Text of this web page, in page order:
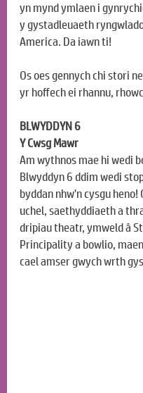
yn mynd ymlaen i
y gystadleuaeth
America. Da iawn ti!
Os oes gennych chi stori
yr hoffech ei rhannu,
BLWYDDYN 6
Y Cwsg Mawr
Am wythnos mae hi wedi
Blwyddyn 6 ddim wedi
byddan nhw'n cysgu heno!
uchel, saethyddiaeth a
dripiau theatr, ymweld â
Principality a bowlio,
cael amser gwych wrth